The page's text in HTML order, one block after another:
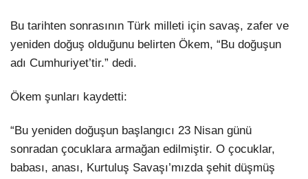
Bu tarihten sonrasının Türk milleti için savaş, zafer ve
yeniden doğuş olduğunu belirten Ökem, “Bu doğuşun
adı Cumhuriyet’tir.” dedi.
Ökem şunları kaydetti:
“Bu yeniden doğuşun başlangıcı 23 Nisan günü
sonradan çocuklara armağan edilmiştir. O çocuklar,
babası, anası, Kurtuluş Savaşı’mızda şehit düşmüş